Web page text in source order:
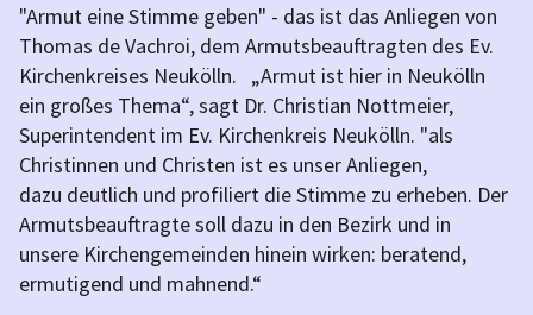
"Armut eine Stimme geben" - das ist das Anliegen von
Thomas de Vachroi, dem Armutsbeauftragten des Ev.
Kirchenkreises Neukölln. „Armut ist hier in Neukölln
ein großes Thema“, sagt Dr. Christian Nottmeier,
Superintendent im Ev. Kirchenkreis Neukölln. "als
Christinnen und Christen ist es unser Anliegen,
dazu deutlich und profiliert die Stimme zu erheben. Der
Armutsbeauftragte soll dazu in den Bezirk und in
unsere Kirchengemeinden hinein wirken: beratend,
ermutigend und mahnend.“